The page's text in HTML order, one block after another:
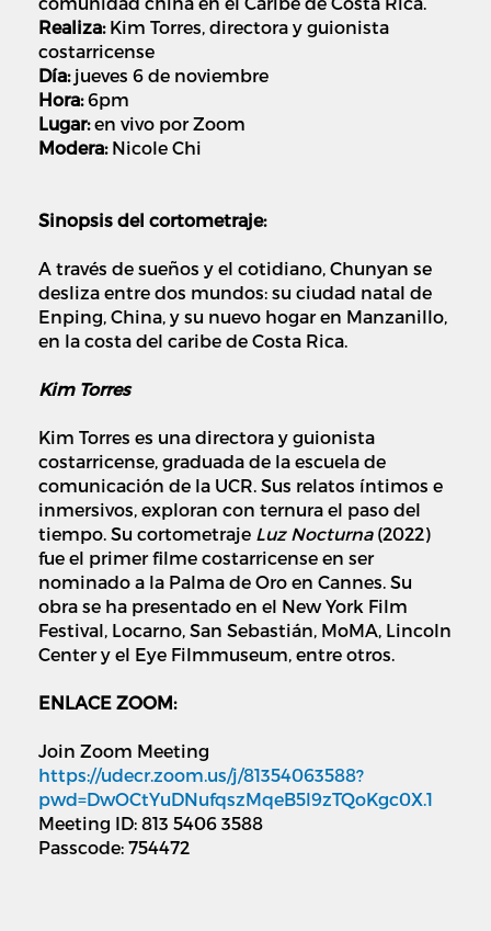
Realiza:Kim Torres, directora y guionista
costarricense
Día:jueves 6 de noviembre
Hora:6pm
Lugar:en vivo por Zoom
Modera: Nicole Chi
Sinopsis del cortometraje:
A través de sueños y el cotidiano, Chunyan se
desliza entre dos mundos: su ciudad natal de
Enping, China, y su nuevo hogar en Manzanillo,
en la costa del caribe de Costa Rica.
Kim Torres
Kim Torres es una directora y guionista
costarricense, graduada de la escuela de
comunicación de la UCR. Sus relatos íntimos e
inmersivos, exploran con ternura el paso del
tiempo. Su cortometraje Luz Nocturna(2022)
fue el primer filme costarricense en ser
nominado a la Palma de Oro en Cannes. Su
obra se ha presentado en el New York Film
Festival, Locarno, San Sebastián, MoMA, Lincoln
Center y el Eye Filmmuseum, entre otros.
ENLACE ZOOM:
Join Zoom Meeting
https://udecr.zoom.us/j/81354063588?
pwd=DwOCtYuDNufqszMqeB5l9zTQoKgc0X.1
Meeting ID: 813 5406 3588
Passcode: 754472